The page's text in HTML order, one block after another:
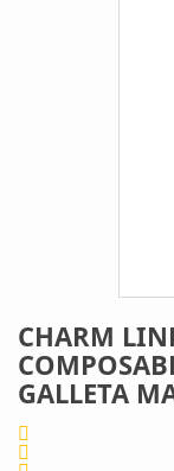
CHARM
GALLETA